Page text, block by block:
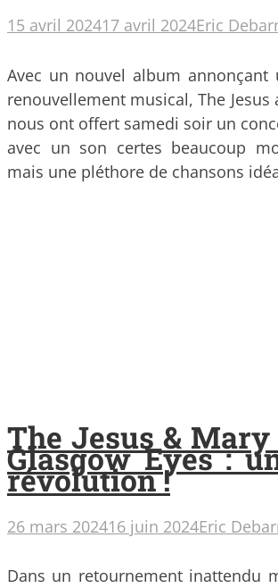
15 avril 202417 avril 2024Eric
Avec un nouvel album annonçant
renouvellement musical, The Jesus
nous ont offert samedi soir un
avec un son certes beaucoup
mais une pléthore de chansons
The Jesus &
Glasgow Eyes :
révolution !
26 mars 202416 juin 2024Eric
Dans un retournement inattendu